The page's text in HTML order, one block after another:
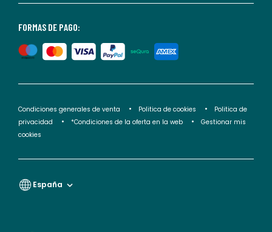
nuestra
de
privacidad</2>.
FORMAS DE PAGO:
Condiciones generales de venta Politica de cookies
Politica de
privacidad
*Condiciones de la oferta en la web
Gestionar mis
cookies
España